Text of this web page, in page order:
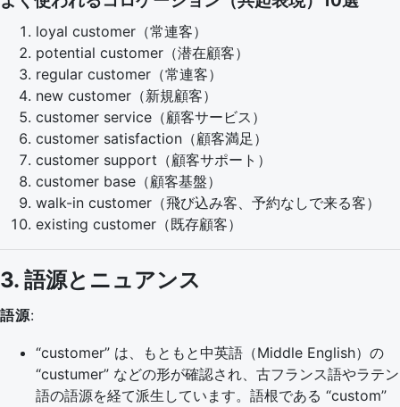
loyal customer（常連客）
potential customer（潜在顧客）
regular customer（常連客）
new customer（新規顧客）
customer service（顧客サービス）
customer satisfaction（顧客満足）
customer support（顧客サポート）
customer base（顧客基盤）
walk-in customer（飛び込み客、予約なしで来る客）
existing customer（既存顧客）
3. 語源とニュアンス
語源:
“customer” は、もともと中英語（Middle English）の
“custumer” などの形が確認され、古フランス語やラテン
語の語源を経て派生しています。語根である “custom”